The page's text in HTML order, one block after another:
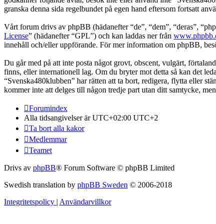
granska denna sida regelbundet på egen hand eftersom fortsatt
Vårt forum drivs av phpBB (hädanefter “de”, “dem”, “deras”,
License” (hädanefter “GPL”) och kan laddas ner från
innehåll och/eller uppförande. För mer information om phpBB,
Du går med på att inte posta något grovt, obscent, vulgärt,
finns, eller internationell lag. Om du bryter mot detta så kan det
“Svenska480klubben” har rätten att ta bort, redigera, flytta eller
kommer inte att delges till någon tredje part utan ditt samtycke,
Forumindex
Alla tidsangivelser är UTC+02:00 UTC+2
Ta bort alla kakor
Medlemmar
Teamet
Drivs av phpBB® Forum Software © phpBB Limited
Swedish translation by phpBB Sweden © 2006-2018
Integritetspolicy | Användarvillkor